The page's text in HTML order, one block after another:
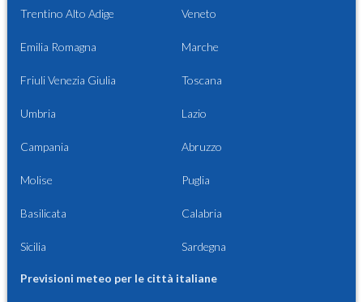
Trentino Alto Adige Veneto
Emilia Romagna Marche
Friuli Venezia Giulia Toscana
Umbria Lazio
Campania Abruzzo
Molise Puglia
Basilicata Calabria
Sicilia Sardegna
Previsioni meteo per le città italiane